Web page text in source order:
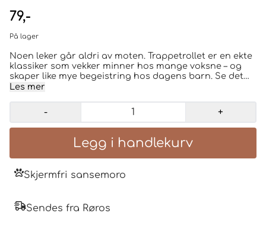
79,-
På lager
Noen leker går aldri av moten. Trappetrollet er en ekte
klassiker som vekker minner hos mange voksne – og
skaper like mye begeistring hos dagens barn. Se det
"gå" ned trappa, la det vandre fra hånd til hånd, strekk
bevegelsen. Med sine spreke regnbuefarger og ikoniske
design er dette en leke som har underholdt
generasjoner. Like morsomt i dag som da mange av
oss fikk vårt første trappetroll.
Les mer
- +
Skjermfri sansemoro
Sendes fra Røros